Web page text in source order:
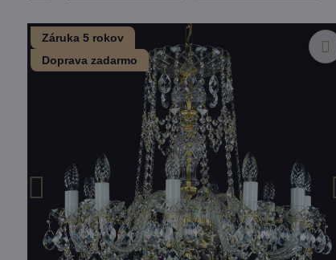
Záruka 5 rokov
Doprava zadarmo